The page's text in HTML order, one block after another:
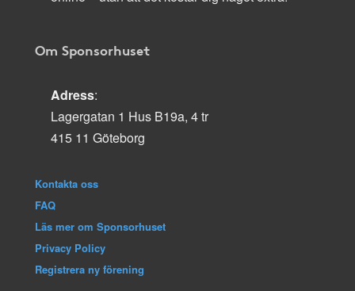
Om Sponsorhuset
Adress:
Lagergatan 1 Hus B19a, 4 tr
415 11 Göteborg
Kontakta oss
FAQ
Läs mer om Sponsorhuset
Privacy Policy
Registrera ny förening